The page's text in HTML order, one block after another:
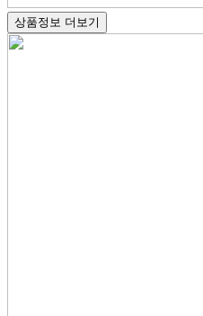
상품정보 더보기